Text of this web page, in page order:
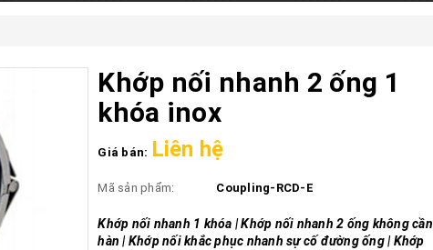
Khớp nối nhanh 2 ống 1
khóa inox
Giá bán: Liên hệ
Mã sản phẩm: Coupling-RCD-E
Khớp nối nhanh 1 khóa | Khớp nối nhanh 2 ống không cần
hàn | Khớp nối khắc phục nhanh sự cố đường ống | Khớp